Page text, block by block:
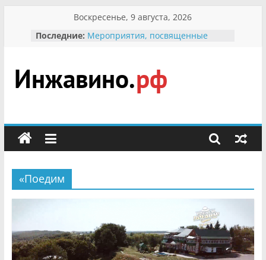
содержимому
Воскресенье, 9 августа, 2026
Последние: Мероприятия, посвященные
гражданин Инжавинского округа»
участнице Великой
Отечественной, фронтовичке
Безопасность в сети Интернет
мероприятии «Сохраним
заповедника родились крапчатые
Инжавино.рф
сельский
портал
«Поедим